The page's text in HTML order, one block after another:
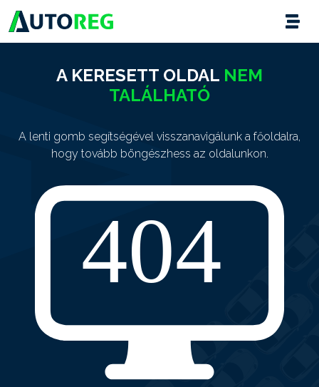
A KERESETT OLDAL NEM
TALÁLHATÓ
A lenti gomb segítségével visszanavigálunk a főoldalra,
hogy tovább böngészhess az oldalunkon.